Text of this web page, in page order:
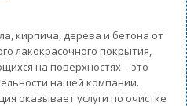
кирпича, дерева и бетона от
лакокрасочного покрытия,
на поверхностях – это
нашей компании.
оказывает услуги по очистке